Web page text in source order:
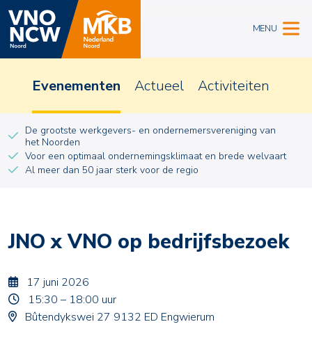
MENU
Evenementen Actueel Activiteiten
De grootste werkgevers- en ondernemersvereniging van
het Noorden
Voor een optimaal ondernemingsklimaat en brede welvaart
Al meer dan 50 jaar sterk voor de regio
JNO x VNO op bedrijfsbezoek
17 juni 2026
15:30 – 18:00 uur
Bûtendykswei 27 9132 ED Engwierum